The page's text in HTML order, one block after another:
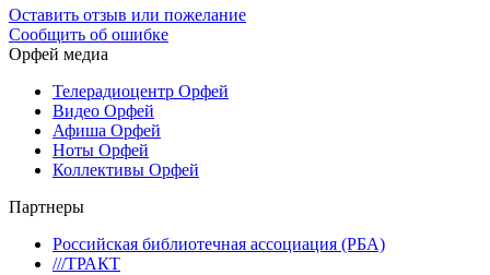
Оставить отзыв или пожелание
Сообщить об ошибке
Орфей медиа
Телерадиоцентр Орфей
Видео Орфей
Афиша Орфей
Ноты Орфей
Коллективы Орфей
Партнеры
Российская библиотечная ассоциация (РБА)
///ТРАКТ